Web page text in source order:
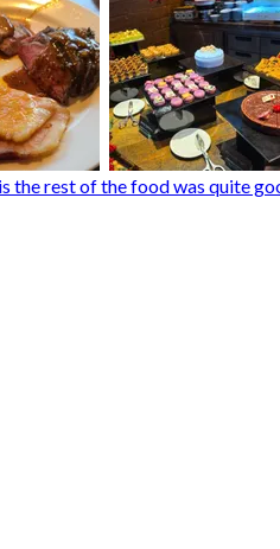
rest of the food was quite